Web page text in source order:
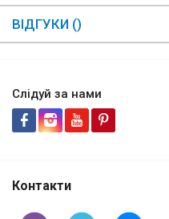
ВІДГУКИ ()
Слідуй за нами
Контакти